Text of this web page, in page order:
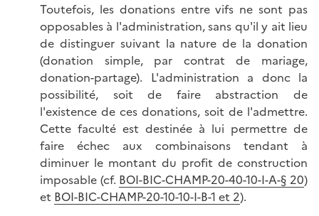
Toutefois, les donations entre vifs ne sont pas
opposables à l'administration, sans qu'il y ait lieu
de distinguer suivant la nature de la donation
(donation simple, par contrat de mariage,
donation-partage). L'administration a donc la
possibilité, soit de faire abstraction de
l'existence de ces donations, soit de l'admettre.
Cette faculté est destinée à lui permettre de
faire échec aux combinaisons tendant à
diminuer le montant du profit de construction
imposable (cf. BOI-BIC-CHAMP-20-40-10-I-A-§ 20)
et BOI-BIC-CHAMP-20-10-10-I-B-1 et 2).